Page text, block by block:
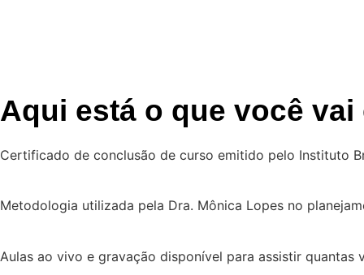
Aqui está o que você
Certificado de conclusão de curso emitido pelo Instituto
Metodologia utilizada pela Dra. Mônica Lopes no
Aulas ao vivo e gravação disponível para assistir quantas